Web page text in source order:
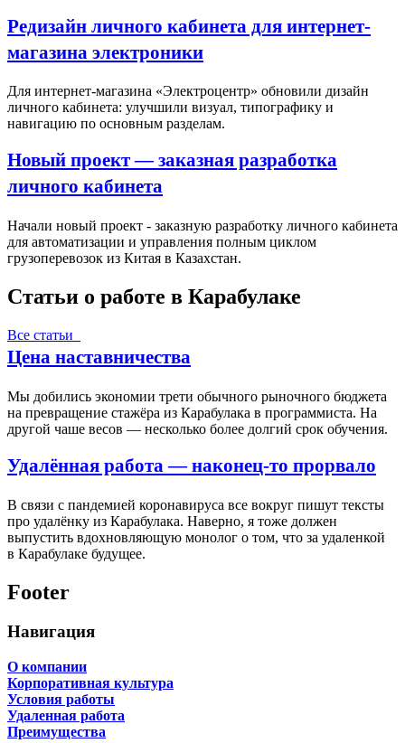
Редизайн личного кабинета для интернет-
магазина электроники
Для интернет-магазина «Электроцентр» обновили дизайн
личного кабинета: улучшили визуал, типографику и
навигацию по основным разделам.
Новый проект — заказная разработка
личного кабинета
Начали новый проект - заказную разработку личного кабинета
для автоматизации и управления полным циклом
грузоперевозок из Китая в Казахстан.
Статьи о работе в Карабулаке
Все статьи
Цена наставничества
Мы добились экономии трети обычного рыночного бюджета
на превращение стажёра из Карабулака в программиста. На
другой чаше весов — несколько более долгий срок обучения.
Удалённая работа — наконец-то прорвало
В связи с пандемией коронавируса все вокруг пишут тексты
про удалёнку из Карабулака. Наверно, я тоже должен
выпустить вдохновляющую монолог о том, что за удаленкой
в Карабулаке будущее.
Footer
Навигация
О компании
Корпоративная культура
Условия работы
Удаленная работа
Преимущества